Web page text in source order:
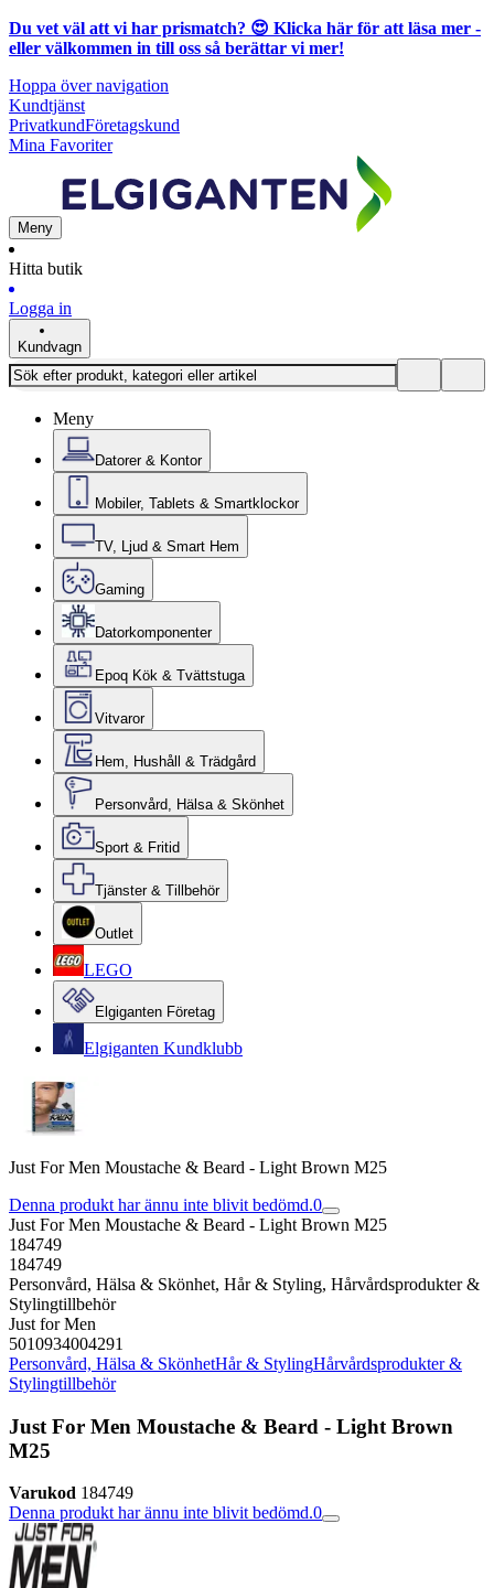
Du vet väl att vi har prismatch? 😍 Klicka här för att läsa mer -
eller välkommen in till oss så berättar vi mer!
Hoppa över navigation
Kundtjänst
PrivatkundFöretagskund
Mina Favoriter
Meny
Hitta butik
Logga in
Kundvagn
Meny
Datorer & Kontor
Mobiler, Tablets & Smartklockor
TV, Ljud & Smart Hem
Gaming
Datorkomponenter
Epoq Kök & Tvättstuga
Vitvaror
Hem, Hushåll & Trädgård
Personvård, Hälsa & Skönhet
Sport & Fritid
Tjänster & Tillbehör
Outlet
LEGO
Elgiganten Företag
Elgiganten Kundklubb
Just For Men Moustache & Beard - Light Brown M25
Denna produkt har ännu inte blivit bedömd.0
Just For Men Moustache & Beard - Light Brown M25
184749
184749
Personvård, Hälsa & Skönhet, Hår & Styling, Hårvårdsprodukter &
Stylingtillbehör
Just for Men
5010934004291
Personvård, Hälsa & SkönhetHår & StylingHårvårdsprodukter &
Stylingtillbehör
Just For Men Moustache & Beard - Light Brown
M25
Varukod 184749
Denna produkt har ännu inte blivit bedömd.0